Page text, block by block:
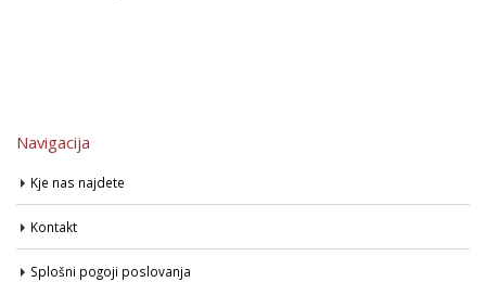
Navigacija
Kje nas najdete
Kontakt
Splošni pogoji poslovanja